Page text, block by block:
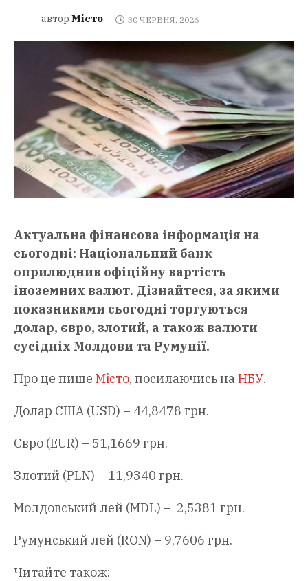
автор Місто 30 ЧЕРВНЯ, 2026
Актуальна фінансова інформація на
сьогодні: Національний банк
оприлюднив офіційну вартість
іноземних валют. Дізнайтеся, за якими
показниками сьогодні торгуються
долар, євро, злотий, а також валюти
сусідніх Молдови та Румунії.
Про це пише Місто, посилаючись на НБУ.
Долар США (USD) – 44,8478 грн.
Євро (EUR) – 51,1669 грн.
Злотий (PLN) – 11,9340 грн.
Молдовський лей (MDL) – 2,5381 грн.
Румунський лей (RON) – 9,7606 грн.
Читайте також: